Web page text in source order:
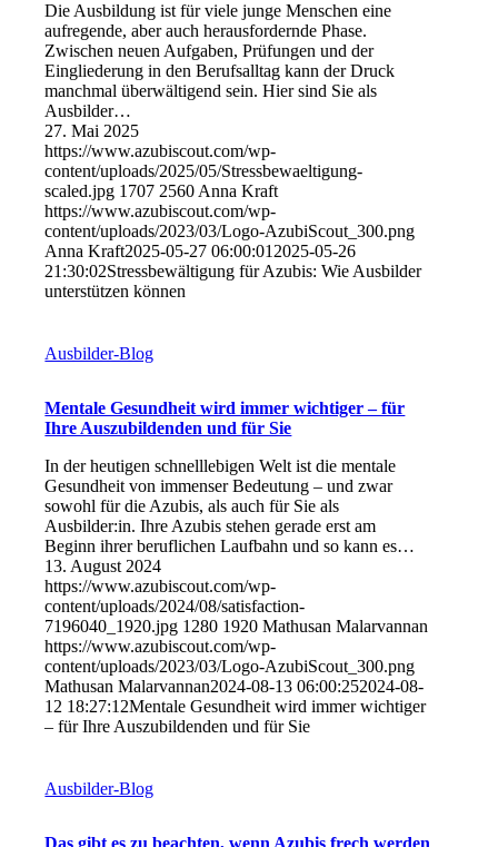
Die Ausbildung ist für viele junge Menschen eine
aufregende, aber auch herausfordernde Phase.
Zwischen neuen Aufgaben, Prüfungen und der
Eingliederung in den Berufsalltag kann der Druck
manchmal überwältigend sein. Hier sind Sie als
Ausbilder…
27. Mai 2025
https://www.azubiscout.com/wp-
content/uploads/2025/05/Stressbewaeltigung-
scaled.jpg 1707 2560 Anna Kraft
https://www.azubiscout.com/wp-
content/uploads/2023/03/Logo-AzubiScout_300.png
Anna Kraft2025-05-27 06:00:01 2025-05-26
21:30:02Stressbewältigung für Azubis: Wie Ausbilder
unterstützen können
Ausbilder-Blog
Mentale Gesundheit wird immer wichtiger – für
Ihre Auszubildenden und für Sie
In der heutigen schnelllebigen Welt ist die mentale
Gesundheit von immenser Bedeutung – und zwar
sowohl für die Azubis, als auch für Sie als
Ausbilder:in. Ihre Azubis stehen gerade erst am
Beginn ihrer beruflichen Laufbahn und so kann es…
13. August 2024
https://www.azubiscout.com/wp-
content/uploads/2024/08/satisfaction-
7196040_1920.jpg 1280 1920 Mathusan Malarvannan
https://www.azubiscout.com/wp-
content/uploads/2023/03/Logo-AzubiScout_300.png
Mathusan Malarvannan2024-08-13 06:00:252024-08-
12 18:27:12Mentale Gesundheit wird immer wichtiger
– für Ihre Auszubildenden und für Sie
Ausbilder-Blog